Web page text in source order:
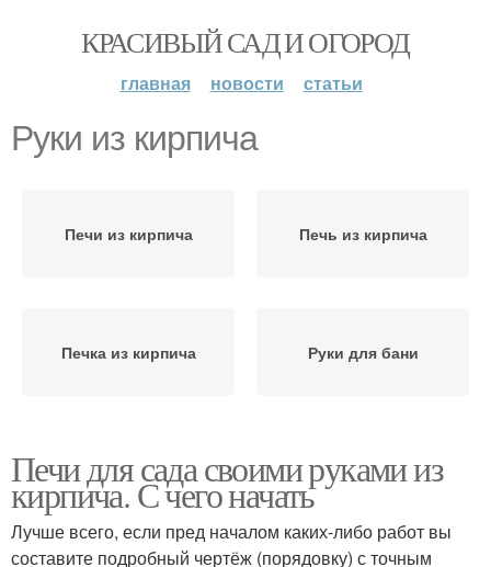
КРАСИВЫЙ САД И ОГОРОД
главная новости статьи
Руки из кирпича
Печи из кирпича Печь из кирпича
Печка из кирпича Руки для бани
Печи для сада своими руками из
кирпича. С чего начать
Лучше всего, если пред началом каких-либо работ вы
составите подробный чертёж (порядовку) с точным